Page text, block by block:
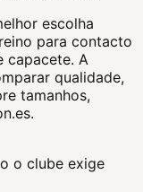
escolha
para contacto
capacete. A
qualidade,
tamanhos,
o clube exige